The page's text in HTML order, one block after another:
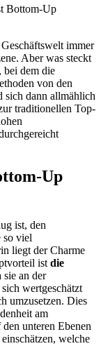
Bottom-Up
immer
Aber was steckt
bei dem die
von den
sich dann allmählich
traditionellen Top-
Up
ist, den
so viel
liegt der Charme
ist die
sie an der
wertgeschätzt
umzusetzen. Dies
am
unteren Ebenen
welche